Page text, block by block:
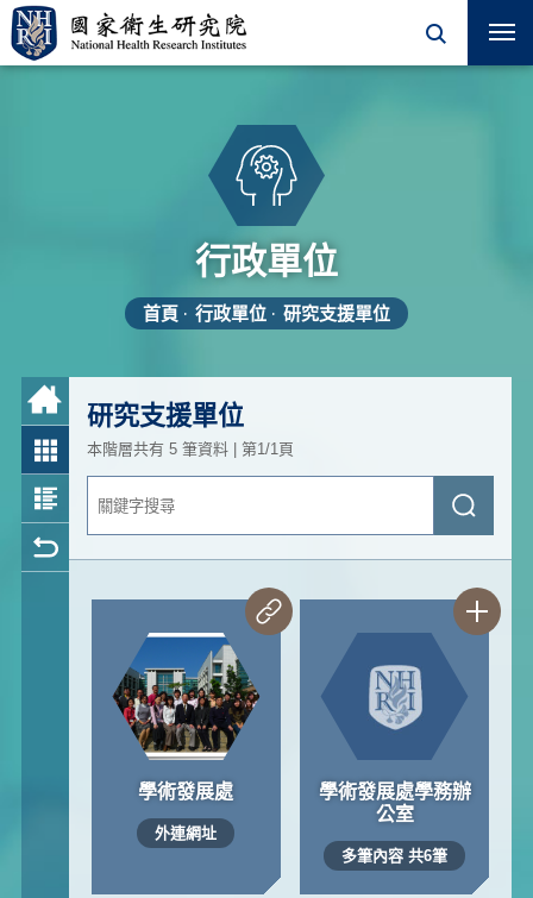
行政單位
首頁 行政單位 研究支援單位
研究支援單位
本階層共有 5 筆資料 | 第1/1頁
關
送
學術發展處
外連網址
學術發展處學務辦
公室
多筆內容 共6筆